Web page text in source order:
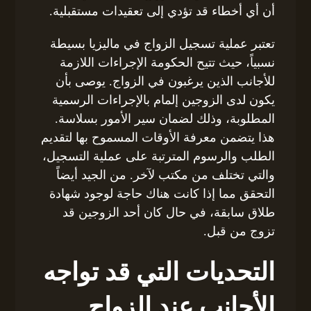
أن أي أخطاء قد تؤدي إلى تعقيدات مستقبلية.
تعتبر عملية تسجيل الزواج في ماليزيا بسيطة
نسبياً، حيث تتيح الحكومة الإجراءات اللازمة
للأجانب الذين يرغبون في الزواج. يوصى بأن
يكون لدى الزوجين إلمام بالإجراءات الرسمية
المطلوبة، وذلك لضمان سير الأمور بسلاسة.
هذا يتضمن معرفة الأوقات المسموح بها لتقديم
الطلب والرسوم المترتبة على عملية التسجيل،
والتي تختلف من مكتب لآخر. من الجيد أيضاً
التحقق مما إذا كانت هناك حاجة لوجود شهادة
طلاق سابقة، في حال كان أحد الزوجين قد
تزوج من قبل.
التحديات التي قد تواجه